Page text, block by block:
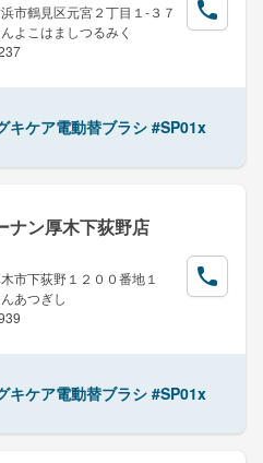
市鶴見区元宮２丁目１-３７
よこはましつるみく
キケア電動替ブラシ #SP01x
ナン厚木下荻野店
市下荻野１２００番地１
あつぎし
キケア電動替ブラシ #SP01x